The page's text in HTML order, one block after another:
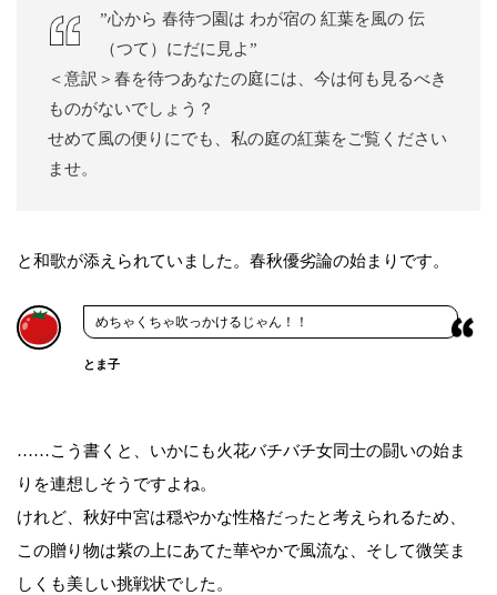
”心から 春待つ園は わが宿の 紅葉を風の 伝
（つて）にだに見よ”
＜意訳＞春を待つあなたの庭には、今は何も見るべき
ものがないでしょう？
せめて風の便りにでも、私の庭の紅葉をご覧ください
ませ。
と和歌が添えられていました。春秋優劣論の始まりです。
めちゃくちゃ吹っかけるじゃん！！
とま子
……こう書くと、いかにも火花バチバチ女同士の闘いの始ま
りを連想しそうですよね。
けれど、秋好中宮は穏やかな性格だったと考えられるため、
この贈り物は紫の上にあてた華やかで風流な、そして微笑ま
しくも美しい挑戦状でした。